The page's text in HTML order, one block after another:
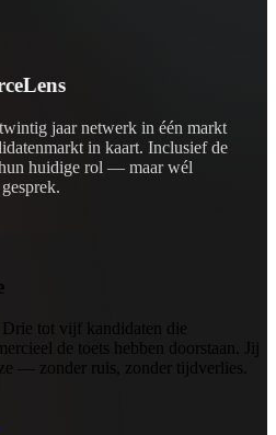
jaar netwerk in één markt
in kaart. Inclusief de
huidige rol — maar wél
tot vijf kandidaten die
de toets hebben doorstaan. Jij
— zonder ruis, zonder tijdverlies.